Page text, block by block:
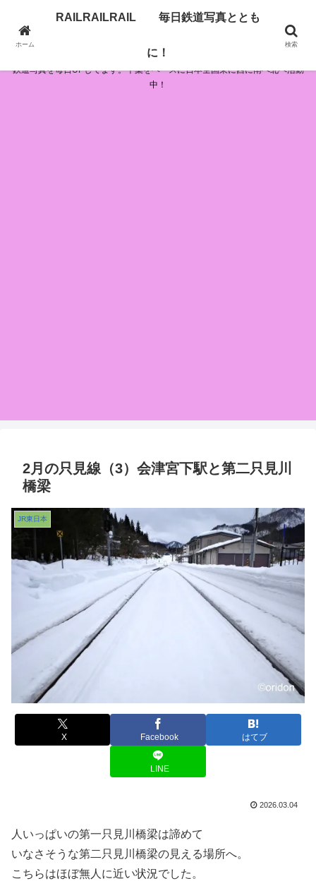
RAILRAILRAIL 毎日鉄道写真とともに！
鉄道写真を毎日UPしてます。千葉をベースに日本全国東に西に南へ北へ活動
中！
2月の只見線（3）会津宮下駅と第二只見川
橋梁
JR東日本
X Facebook はてブ
LINE
2026.03.04
人いっぱいの第一只見川橋梁は諦めて
いなさそうな第二只見川橋梁の見える場所へ。
こちらはほぼ無人に近い状況でした。
ホーム
RAILRAILRAIL 毎日鉄道写真ととも
に！
検索